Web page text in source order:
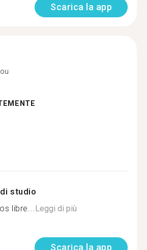
Scarica la app
studio
libre...Leggi di più
Scarica la app